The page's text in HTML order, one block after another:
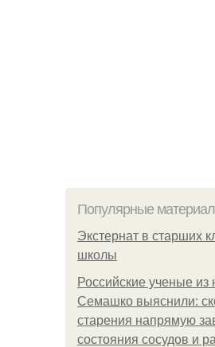
Популярные
Экстернат в старших
школы
Российские ученые из
Семашко выяснили:
старения напрямую
состояния сосудов и